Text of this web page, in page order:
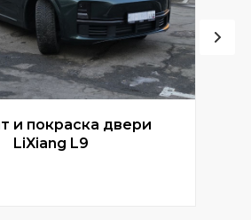
и покраска двери
LiXiang L9